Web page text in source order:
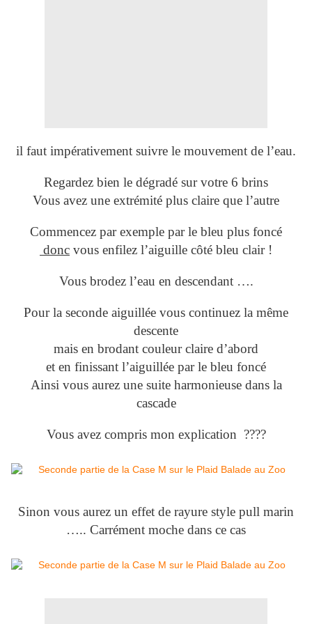
il faut impérativement suivre le mouvement de l’eau.
Regardez bien le dégradé sur votre 6 brins
Vous avez une extrémité plus claire que l’autre
Commencez par exemple par le bleu plus foncé
donc vous enfilez l’aiguille côté bleu clair !
Vous brodez l’eau en descendant ….
Pour la seconde aiguillée vous continuez la même
descente
mais en brodant couleur claire d’abord
et en finissant l’aiguillée par le bleu foncé
Ainsi vous aurez une suite harmonieuse dans la
cascade
Vous avez compris mon explication ????
Sinon vous aurez un effet de rayure style pull marin
….. Carrément moche dans ce cas